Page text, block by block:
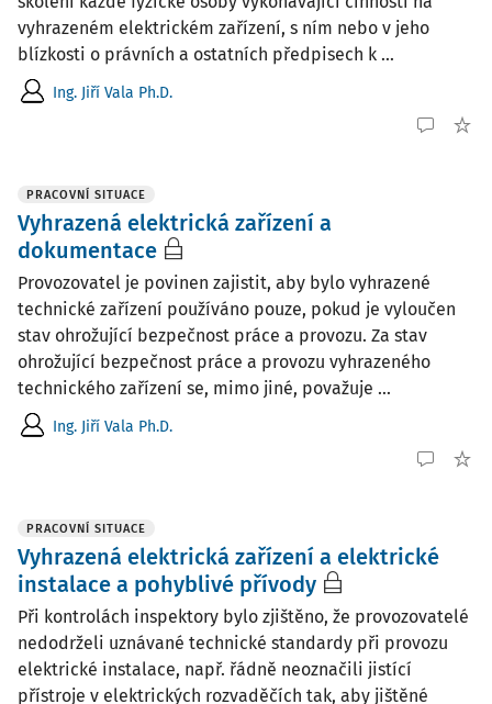
vyhrazeném elektrickém zařízení, s ním nebo v jeho
blízkosti o právních a ostatních předpisech k ...
Ing. Jiří Vala Ph.D.
PRACOVNÍ SITUACE
Vyhrazená elektrická zařízení a
dokumentace
Provozovatel je povinen zajistit, aby bylo vyhrazené
technické zařízení používáno pouze, pokud je vyloučen
stav ohrožující bezpečnost práce a provozu. Za stav
ohrožující bezpečnost práce a provozu vyhrazeného
technického zařízení se, mimo jiné, považuje ...
Ing. Jiří Vala Ph.D.
PRACOVNÍ SITUACE
Vyhrazená elektrická zařízení a elektrické
instalace a pohyblivé přívody
Při kontrolách inspektory bylo zjištěno, že provozovatelé
nedodrželi uznávané technické standardy při provozu
elektrické instalace, např. řádně neoznačili jistící
přístroje v elektrických rozvaděčích tak, aby jištěné